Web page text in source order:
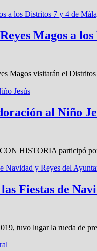
Magos a
Magos visitarán el
al Niño
HISTORIA participó
Fiestas de
tuvo lugar la rueda de